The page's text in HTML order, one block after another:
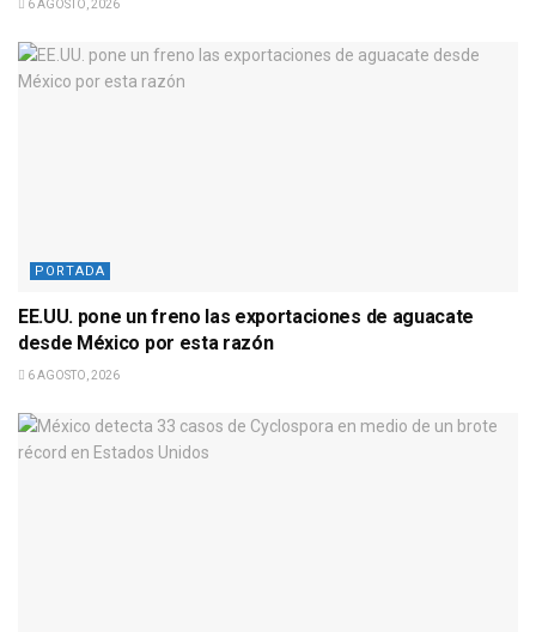
6 AGOSTO, 2026
PORTADA
EE.UU. pone un freno las exportaciones de aguacate
desde México por esta razón
6 AGOSTO, 2026